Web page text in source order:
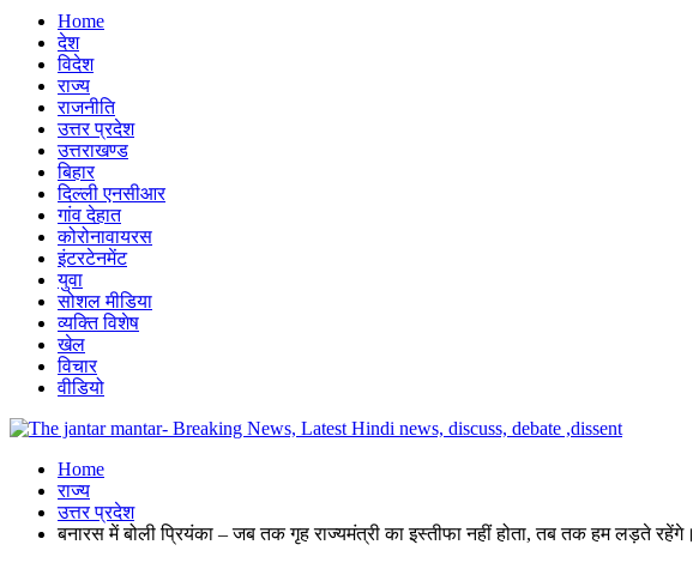
Home
देश
विदेश
राज्य
राजनीति
उत्तर प्रदेश
उत्तराखण्ड
बिहार
दिल्ली एनसीआर
गांव देहात
कोरोनावायरस
इंटरटेनमेंट
युवा
सोशल मीडिया
व्यक्ति विशेष
खेल
विचार
वीडियो
Home
राज्य
उत्तर प्रदेश
बनारस में बोली प्रियंका – जब तक गृह राज्यमंत्री का इस्तीफा नहीं होता, तब तक हम लड़ते रहेंगे।